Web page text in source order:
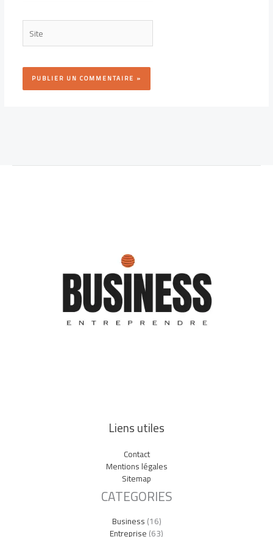
Site
Liens utiles
Contact
Mentions légales
Sitemap
CATEGORIES
Business(16)
Entreprise(63)